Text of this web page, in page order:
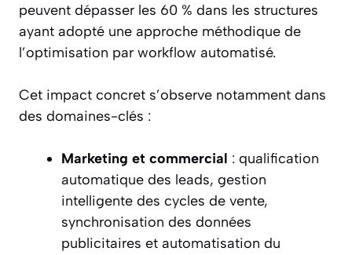
peuvent dépasser les 60 % dans les structures
ayant adopté une approche méthodique de
l’optimisation par workflow automatisé.
Cet impact concret s’observe notamment dans
des domaines-clés :
Marketing et commercial : qualification
automatique des leads, gestion
intelligente des cycles de vente,
synchronisation des données
publicitaires et automatisation du